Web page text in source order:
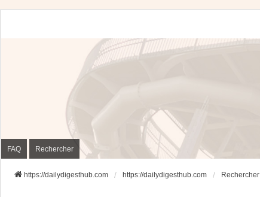
FAQ Rechercher
https://dailydigesthub.com https://dailydigesthub.com Rechercher